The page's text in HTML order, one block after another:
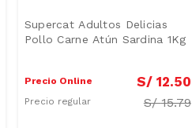
Supercat Adultos Delicias
Pollo Carne Atún Sardina 1Kg
Precio Online S/ 12.50
Precio regular S/15.79